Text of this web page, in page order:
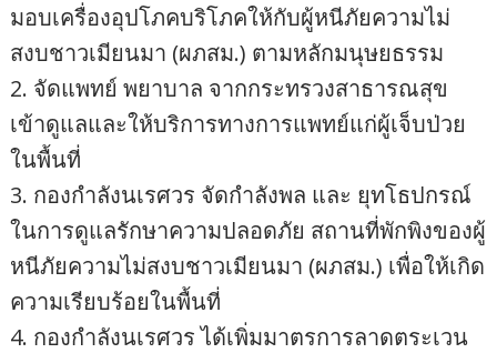
มอบเครื่องอุปโภคบริโภคให้กับผู้หนีภัยความไม่
สงบชาวเมียนมา (ผภสม.) ตามหลักมนุษยธรรม
2. จัดแพทย์ พยาบาล จากกระทรวงสาธารณสุข
เข้าดูแลและให้บริการทางการแพทย์แก่ผู้เจ็บป่วย
ในพื้นที่
3. กองกำลังนเรศวร จัดกำลังพล และ ยุทโธปกรณ์
ในการดูแลรักษาความปลอดภัย สถานที่พักพิงของผู้
หนีภัยความไม่สงบชาวเมียนมา (ผภสม.) เพื่อให้เกิด
ความเรียบร้อยในพื้นที่
4. กองกำลังนเรศวร ได้เพิ่มมาตรการลาดตระเวน